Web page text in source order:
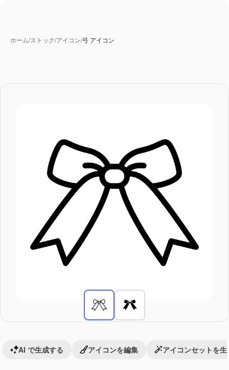
ホーム/ストック/アイコン/弓 アイコン
AI で生成する アイコンを編集 アイコンセットを生